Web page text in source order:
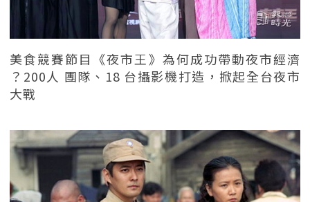
美食競賽節目《夜市王》為何成功帶動夜市經濟
？200人 團隊、18 台攝影機打造，掀起全台夜市
大戰